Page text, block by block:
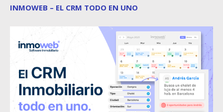
INMOWEB – EL CRM TODO EN UNO